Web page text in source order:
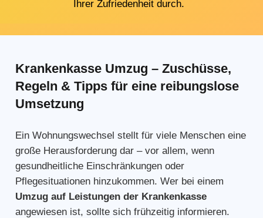
Ihrer Zufriedenheit durch.
Krankenkasse Umzug – Zuschüsse,
Regeln & Tipps für eine reibungslose
Umsetzung
Ein Wohnungswechsel stellt für viele Menschen eine
große Herausforderung dar – vor allem, wenn
gesundheitliche Einschränkungen oder
Pflegesituationen hinzukommen. Wer bei einem
Umzug auf Leistungen der Krankenkasse
angewiesen ist, sollte sich frühzeitig informieren.